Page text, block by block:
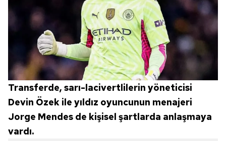
ilgili mevzuata uygun olarak kullanılan çerezlerle ilgili bilgi
almak için lütfen
tıklayınız.
Transferde, sarı-lacivertlilerin yöneticisi
Devin Özek ile yıldız oyuncunun menajeri
Jorge Mendes de kişisel şartlarda anlaşmaya
vardı.